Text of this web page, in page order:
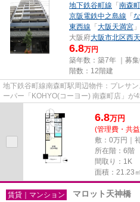
地下鉄谷町線 「 南森町
京阪電鉄中之島線 「
東西線 「 大阪天満宮
大阪府大阪市北区西
6.8万円
築年数：築7年 ｜募集
階数：12階建
地下鉄谷町線南森町駅周辺物件：プレサ
ーパー「KOHYO(コーヨー) 南森町店」が
6.8万円
(管理費・共
敷：0万円｜
所在階：6階
間取り：1K
面積：21.23㎡
賃貸｜マンション マロット天神橋